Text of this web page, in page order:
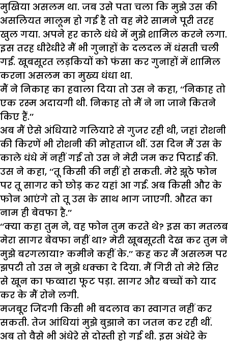
मुखिया असलम था. जब उसे पता चला कि मुझे उस की
असलियत मालूम हो गई है तो वह मेरे सामने पूरी तरह
खुल गया. अपने हर काले धंधे में मुझे शामिल करने लगा.
इस तरह धीरेधीरे मैं भी गुनाहों के दलदल में धंसती चली
गई. खूबसूरत लड़कियों को फंसा कर गुनाहों में शामिल
करना असलम का मुख्य धंधा था.
मैं ने निकाह का हवाला दिया तो उस ने कहा, ‘‘निकाह तो
एक रस्म अदायगी थी. निकाह तो मैं ने ना जाने कितने
किए हैं.’’
अब मैं ऐसे अंधियारे गलियारे से गुजर रही थी, जहां रोशनी
की किरणें भी रोशनी की मोहताज थीं. उस दिन मैं उस के
काले धंधे में नहीं गई तो उस ने मेरी जम कर पिटाई की.
उस ने कहा, ‘‘तू किसी की नहीं हो सकती. मेरे झूठे फोन
पर तू सागर को छोड़ कर यहां आ गई. अब किसी और के
फोन आएंगे तो तू उस के साथ भाग जाएगी. औरत का
नाम ही बेवफा है.’’
‘‘क्या कहा तुम ने, वह फोन तुम करते थे? इस का मतलब
मेरा सागर बेवफा नहीं था? मेरी खूबसूरती देख कर तुम ने
मुझे बरगलाया? कमीने कहीं के.’’ कह कर मैं असलम पर
झपटी तो उस ने मुझे धक्का दे दिया. मैं गिरी तो मेरे सिर
से खून का फव्वारा फूट पड़ा. सागर और बच्चों को याद
कर के मैं रोने लगी.
मजबूर जिंदगी किसी भी बदलाव का स्वागत नहीं कर
सकती. तेज आंधियां मुझे बुझाने का जतन कर रही थीं.
अब तो वैसे भी अंधेरे से दोस्ती हो गई थी. इस अंधेरे के